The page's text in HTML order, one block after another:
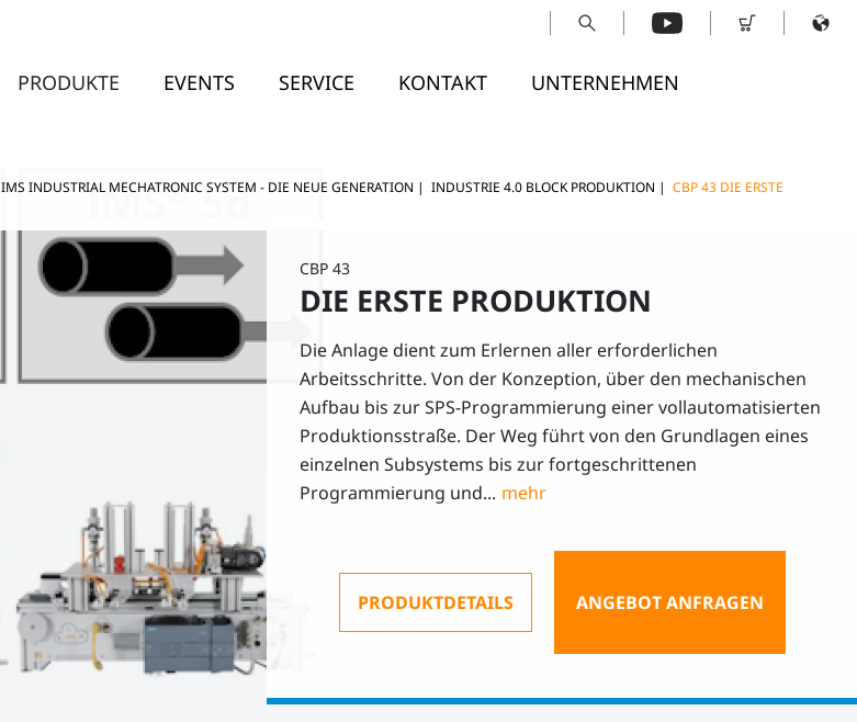
PRODUKTE EVENTS SERVICE KONTAKT UNTERNEHMEN
IMS INDUSTRIAL MECHATRONIC SYSTEM - DIE NEUE GENERATION | INDUSTRIE 4.0 BLOCK PRODUKTION | CBP 43 DIE ERSTE
CBP 43
DIE ERSTE PRODUKTION
Die Anlage dient zum Erlernen aller erforderlichen
Arbeitsschritte. Von der Konzeption, über den mechanischen
Aufbau bis zur SPS-Programmierung einer vollautomatisierten
Produktionsstraße. Der Weg führt von den Grundlagen eines
einzelnen Subsystems bis zur fortgeschrittenen
Programmierung und...
PRODUKTDETAILS ANGEBOT ANFRAGEN